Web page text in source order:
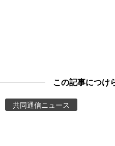
Images
People
この記事につけ
共同通信ニュース